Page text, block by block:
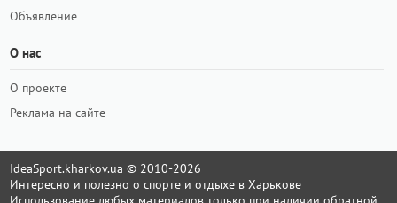
Объявление
О нас
О проекте
Реклама на сайте
IdeaSport.kharkov.ua © 2010-2026
Интересно и полезно о спорте и отдыхе в Харькове